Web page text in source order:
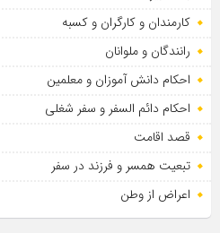
کارمندان و کارگران و کسبه
رانندگان و ملوانان
احکام دانش آموزان و معلمین
احکام دائم السفر و سفر شغلی
قصد اقامت
تبعیت همسر و فرزند در سفر
اعراض از وطن